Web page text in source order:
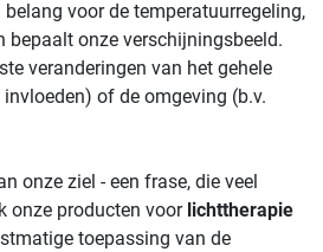
voor de temperatuurregeling,
bepaalt onze verschijningsbeeld.
veranderingen van het gehele
of de omgeving (b.v.
onze ziel - een frase, die veel
onze producten voor lichttherapie
toepassing van de